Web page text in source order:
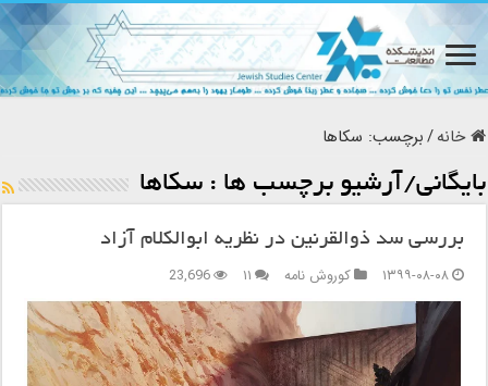
خانه/برچسب: سکاها
بایگانی/آرشیو برچسب ها :سکاها
بررسی سد ذوالقرنین در نظریه ابوالکلام آزاد
۱۳۹۹-۰۸-۰۸
کوروش نامه ۱۱ 23,696